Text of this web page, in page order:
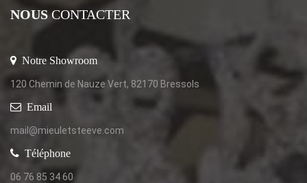
NOUSCONTACTER
Notre Showroom
120 Chemin de Nauze Vert, 82170 Bressols
Email
mail@mieuletsteeve.com
Téléphone
06 76 85 34 60